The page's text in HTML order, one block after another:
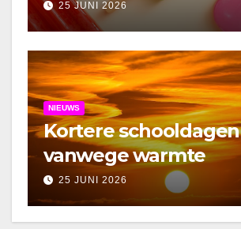
25 JUNI 2026
NIEUWS
Kortere schooldagen
vanwege warmte
25 JUNI 2026